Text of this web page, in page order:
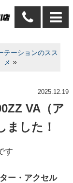
テーションのスス
メ »
2025.12.19
VA（ア
ました！
す
ー・アクセル